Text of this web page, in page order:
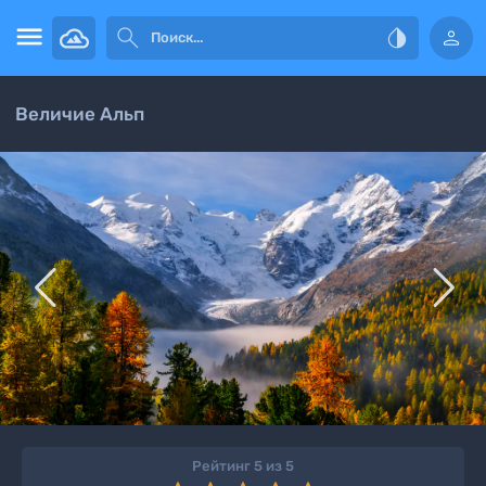
   
Величие Альп
 
Рейтинг 5 из 5